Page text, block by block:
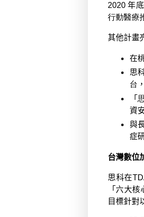
2020年底
行動醫療
其他計畫
在
思
台
「
資
與
症
台灣數位
思科在
「六大
目標針對